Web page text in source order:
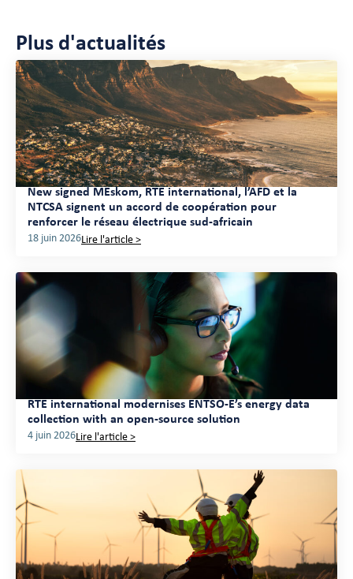
Plus d'actualités
New signed MEskom, RTE international, l’AFD et la
NTCSA signent un accord de coopération pour
renforcer le réseau électrique sud-africain
18 juin 2026Lire l'article >
RTE international modernises ENTSO-E’s energy data
collection with an open-source solution
4 juin 2026Lire l'article >